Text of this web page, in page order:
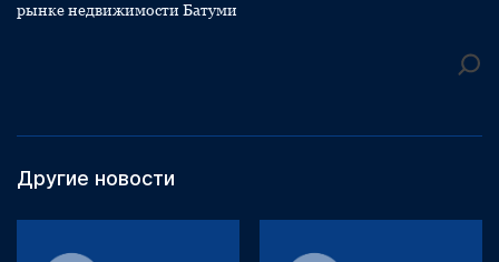
рынке недвижимости Батуми
Другие новости